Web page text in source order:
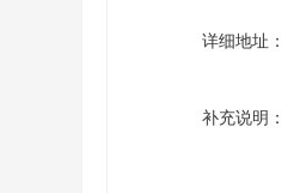
详细地址：
补充说明：